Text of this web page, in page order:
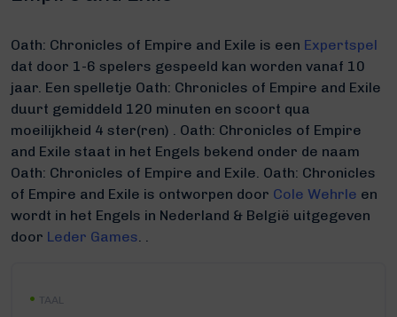
TAAL
Oath: Chronicles of Empire and Exile is een Expertspel
dat door 1-6 spelers gespeeld kan worden vanaf 10
jaar. Een spelletje Oath: Chronicles of Empire and Exile
duurt gemiddeld 120 minuten en scoort qua
moeilijkheid 4 ster(ren) . Oath: Chronicles of Empire
and Exile staat in het Engels bekend onder de naam
Oath: Chronicles of Empire and Exile. Oath: Chronicles
of Empire and Exile is ontworpen door Cole Wehrle en
wordt in het Engels in Nederland & België uitgegeven
door Leder Games. .